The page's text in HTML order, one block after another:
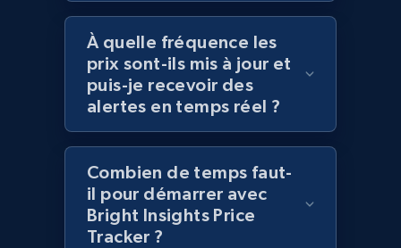
products by specific category URL
Title, Seller name, Brand, Description, Initial
price, Currency, Availability, Reviews count, and
2.1K+ 375+ Commencer
Amazon products global dataset -
À quelle fréquence les
prix sont-ils mis à jour et
puis-je recevoir des
alertes en temps réel ?
Combien de temps faut-
il pour démarrer avec
Bright Insights Price
Tracker ?